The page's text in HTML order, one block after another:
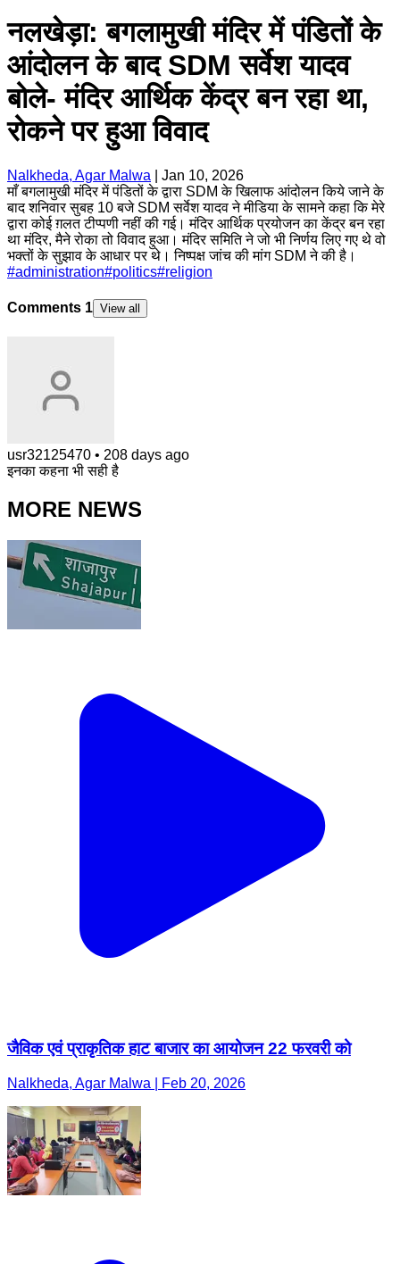
नलखेड़ा: बगलामुखी मंदिर में पंडितों के
आंदोलन के बाद SDM सर्वेश यादव
बोले- मंदिर आर्थिक केंद्र बन रहा था,
रोकने पर हुआ विवाद
Nalkheda, Agar Malwa
Jan 10, 2026
माँ बगलामुखी मंदिर में पंडितों के द्वारा SDM के खिलाफ आंदोलन किये जाने के
बाद शनिवार सुबह 10 बजे SDM सर्वेश यादव ने मीडिया के सामने कहा कि मेरे
द्वारा कोई ग़लत टीप्पणी नहीं की गई। मंदिर आर्थिक प्रयोजन का केंद्र बन रहा
था मंदिर, मैने रोका तो विवाद हुआ। मंदिर समिति ने जो भी निर्णय लिए गए थे वो
भक्तों के सुझाव के आधार पर थे। निष्पक्ष जांच की मांग SDM ने की है।
#administration#politics#religion
Comments 1 View all
usr32125470 • 208 days ago
इनका कहना भी सही है
MORE NEWS
जैविक एवं प्राकृतिक हाट बाजार का आयोजन 22 फरवरी को
Nalkheda, Agar Malwa | Feb 20, 2026